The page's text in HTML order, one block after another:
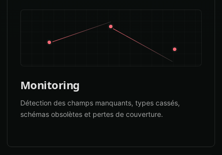
Monitoring
Détection des champs manquants, types cassés,
schémas obsolètes et pertes de couverture.